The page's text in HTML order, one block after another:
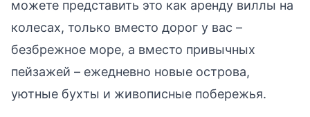
можете представить это как аренду виллы на
колесах, только вместо дорог у вас –
безбрежное море, а вместо привычных
пейзажей – ежедневно новые острова,
уютные бухты и живописные побережья.